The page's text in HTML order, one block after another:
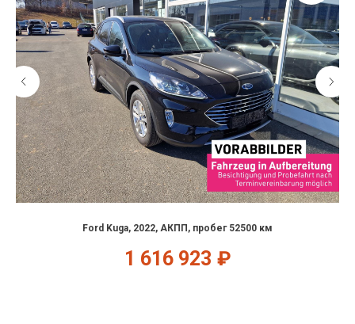
Ford Kuga, 2022, АКПП, пробег 52500 км
1 616 923 ₽